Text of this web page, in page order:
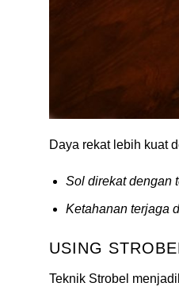
Daya rekat lebih kuat
Sol direkat dengan
Ketahanan terjaga
USING
Teknik Strobel